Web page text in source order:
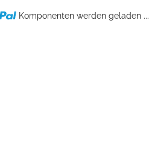
Komponenten werden geladen ...